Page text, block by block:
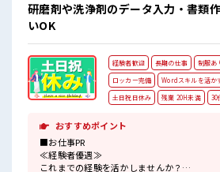
研磨剤や洗浄剤のデータ入力・書類
いOK
経験者歓迎 長期の仕事 制服あ
ロッカー完備
Wordスキルを活か
土日祝日休み
残業 20H未満 30
おすすめポイント
■お仕事PR
≪経験者優遇≫
これまでの経験を活かしませんか？